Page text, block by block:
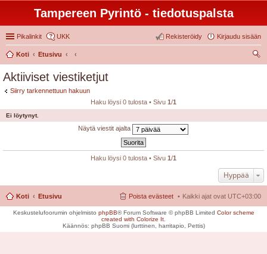
Tampereen Pyrintö - tiedotuspalsta
Pikalinkit UKK Kirjaudu sisään
Rekisteröidy
Koti
Etusivu
Aktiiviset viestiketjut
Siirry tarkennettuun hakuun
Haku löysi 0 tulosta • Sivu 1/1
Ei löytynyt.
Näytä viestit ajalta
Haku löysi 0 tulosta • Sivu 1/1
Hyppää
Koti Etusivu Kaikki ajat ovat UTC+03:00
Poista evästeet
Keskustelufoorumin ohjelmisto phpBB® Forum Software © phpBB Limited Color scheme
created with Colorize It
Käännös: phpBB Suomi (lurttinen, harritapio, Pettis)